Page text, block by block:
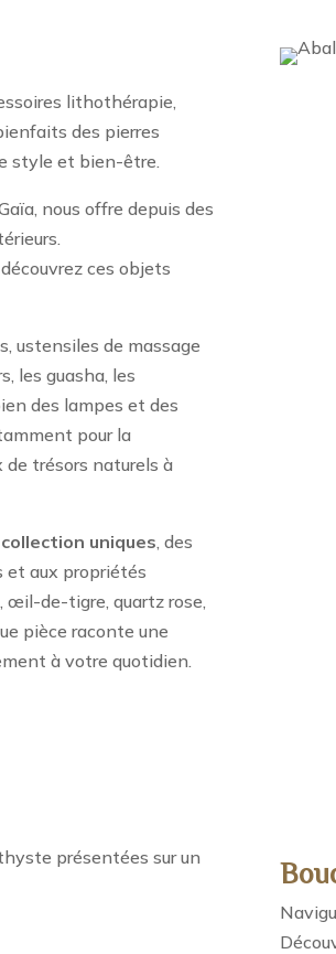
lithothérapie,
des pierres
style et bien-être.
nous offre depuis des
ces objets
ustensiles de massage
les guasha, les
des lampes et des
pour la
de trésors naturels à
uniques, des
et aux propriétés
œil-de-tigre, quartz rose,
pièce raconte une
à votre quotidien.